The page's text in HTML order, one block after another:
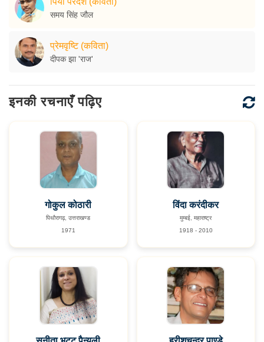
समय सिंह जौल
प्रेमवृष्टि (कविता)
दीपक झा 'राज'
इनकी रचनाएँ पढ़िए
गोकुल कोठारी
पिथौरागढ़, उत्तराखण्ड
1971
विंदा करंदीकर
मुम्बई, महाराष्ट्र
1918 - 2010